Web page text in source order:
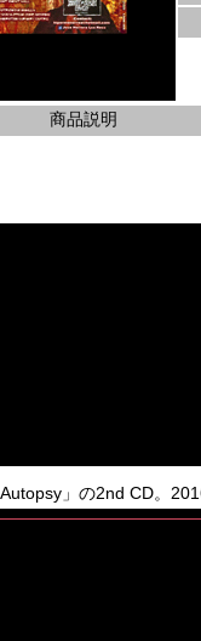
商品説明
」の2nd CD。